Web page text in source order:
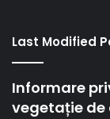
Last Modified
Informare
vegetație